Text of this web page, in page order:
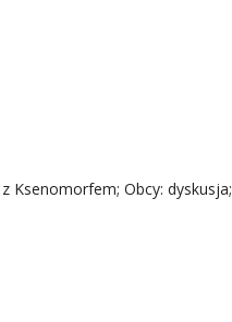
Ksenomorfem; Obcy: dyskusja;